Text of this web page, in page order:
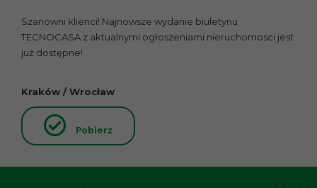
Szanowni klienci! Najnowsze wydanie biuletynu
TECNOCASA z aktualnymi ogłoszeniami nieruchomosci jest
już dostępne!
Kraków / Wrocław
Pobierz